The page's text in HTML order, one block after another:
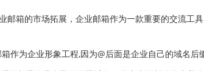
邮箱的市场拓展，企业邮箱作为一款重要的交流工
作为企业形象工程,因为@后面是企业自己的域名后